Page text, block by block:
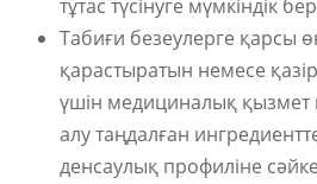
тұтас түсінуге мүмкіндік
Табиғи безеулерге қарсы
қарастыратын немесе
үшін медициналық қызмет
алу таңдалған
денсаулық профиліне